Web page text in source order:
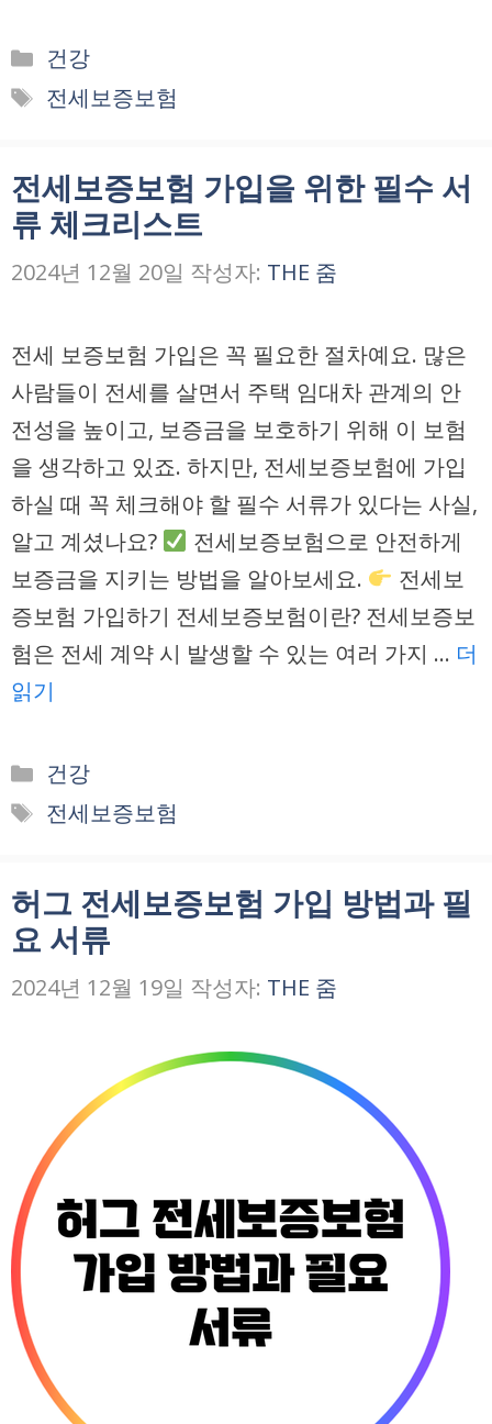
카
테
건강
태
전세보증보험
전세보증보험 가입을 위한 필수 서
류 체크리스트
2024년 12월 20일 작성자: THE 줌
전세 보증보험 가입은 꼭 필요한 절차예요. 많은
사람들이 전세를 살면서 주택 임대차 관계의 안
전성을 높이고, 보증금을 보호하기 위해 이 보험
을 생각하고 있죠. 하지만, 전세보증보험에 가입
하실 때 꼭 체크해야 할 필수 서류가 있다는 사실,
알고 계셨나요?
전세보증보험으로 안전하게
보증금을 지키는 방법을 알아보세요.
전세보
증보험 가입하기 전세보증보험이란? 전세보증보
험은 전세 계약 시 발생할 수 있는 여러 가지 … 더
읽기
카
테
건강
태
전세보증보험
허그 전세보증보험 가입 방법과 필
요 서류
2024년 12월 19일 작성자: THE 줌